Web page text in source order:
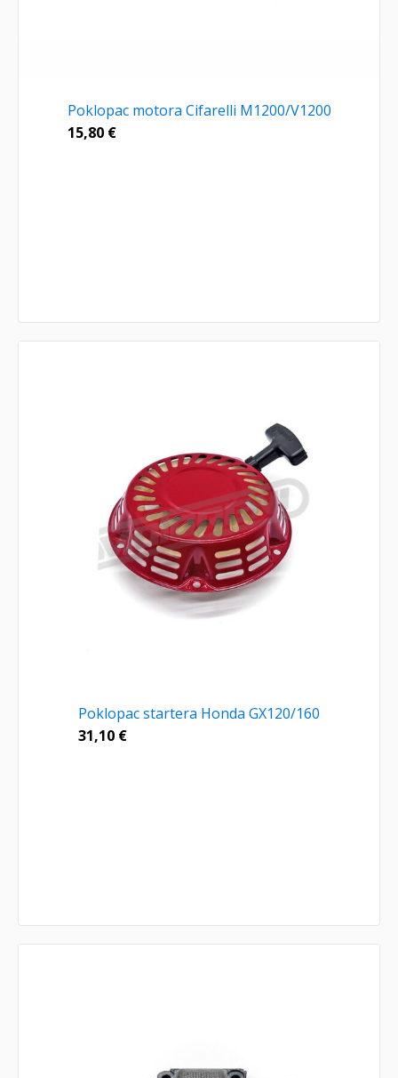
Poklopac motora Cifarelli M1200/V1200
15,80 €
Poklopac startera Honda GX120/160
31,10 €